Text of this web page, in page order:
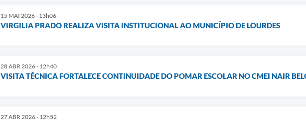
15 MAI 2026 - 13h06
VIRGILIA PRADO REALIZA VISITA INSTITUCIONAL AO MUNICÍPIO DE LOURDES
28 ABR 2026 - 12h40
VISITA TÉCNICA FORTALECE CONTINUIDADE DO POMAR ESCOLAR NO CMEI NAIR
27 ABR 2026 - 12h52